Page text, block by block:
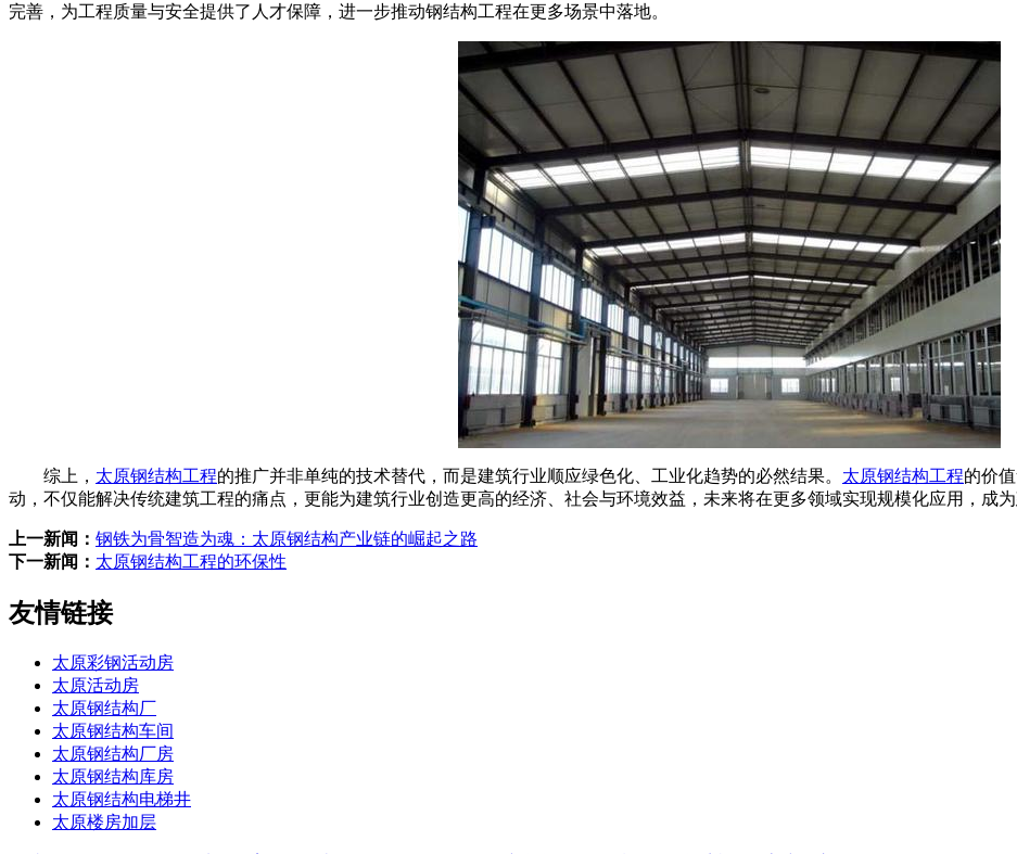
完善，为工程质量与安全提供了人才保障，进一步推动钢结构工程在更多场景中落地。
综上， 太原钢结构工程的推广并非单纯的技术替代，而是建筑行业顺应绿色化、工业化趋势的必然结果。 太原钢结构工程的价
动，不仅能解决传统建筑工程的痛点，更能为建筑行业创造更高的经济、社会与环境效益，未来将在更多领域实现规模化应用，成
上一新闻： 钢铁为骨智造为魂：太原钢结构产业链的崛起之路
下一新闻： 太原钢结构工程的环保性
友情链接
太原彩钢活动房
太原活动房
太原钢结构厂
太原钢结构车间
太原钢结构厂房
太原钢结构库房
太原钢结构电梯井
太原楼房加层